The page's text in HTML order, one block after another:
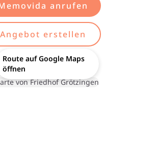
anrufen
Angebot erstellen
Route auf Google Maps
öffnen